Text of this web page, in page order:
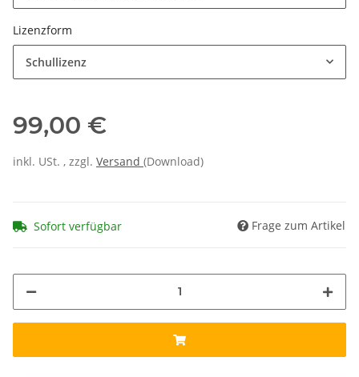
Lizenzform
Schullizenz
99,00 €
inkl. USt. , zzgl. Versand (Download)
Sofort verfügbar Frage zum Artikel